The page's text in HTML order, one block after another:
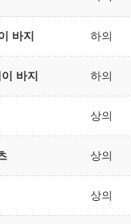
바지 하의
바지 하의
상의
상의
상의